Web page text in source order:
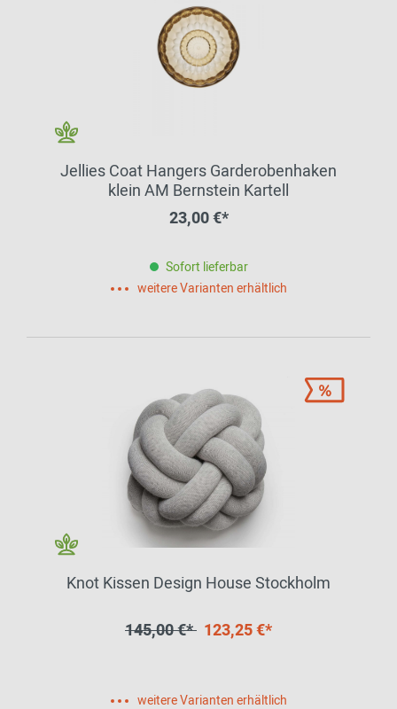
Jellies Coat Hangers Garderobenhaken
klein AM Bernstein Kartell
23,00 €*
Sofort lieferbar
weitere Varianten erhältlich
Knot Kissen Design House Stockholm
145,00 €* 123,25 €*
weitere Varianten erhältlich